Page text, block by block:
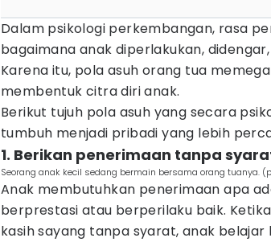
Dalam psikologi perkembangan, rasa
bagaimana anak diperlakukan,
Karena itu, pola asuh orang tua
membentuk citra diri anak.
Berikut tujuh pola asuh yang secara
tumbuh menjadi pribadi yang lebih
1. Berikan penerimaan tanpa
Seorang anak kecil sedang bermain bersama orang tuanya.
Anak membutuhkan penerimaan apa
berprestasi atau berperilaku baik.
kasih sayang tanpa syarat, anak